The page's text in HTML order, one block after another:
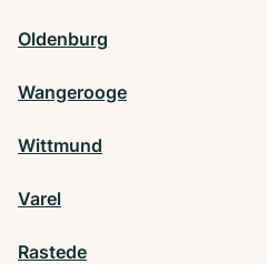
Oldenburg
Wangerooge
Wittmund
Varel
Rastede